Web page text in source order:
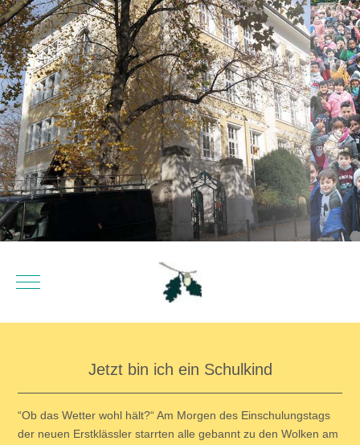
Mobile Menu Toggle
Jetzt bin ich ein Schulkind
“Ob das Wetter wohl hält?“ Am Morgen des Einschulungstags
der neuen Erstklässler starrten alle gebannt zu den Wolken am